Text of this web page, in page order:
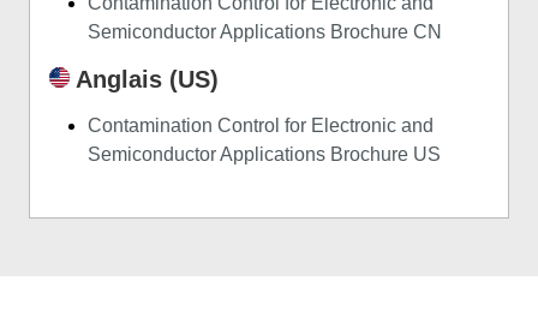
Semiconductor Applications Brochure CN
Anglais (US)
Contamination Control for Electronic and
Semiconductor Applications Brochure US